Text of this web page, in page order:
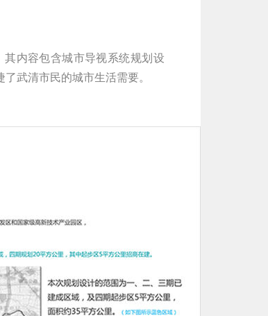
内容包含城市导视系统规划设
武清市民的城市生活需要。